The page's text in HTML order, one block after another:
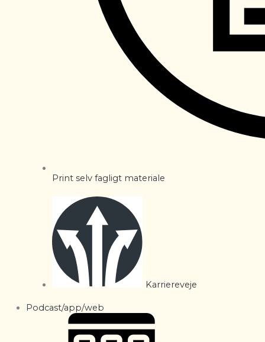
Print selv fagligt materiale
Karriereveje
Podcast/app/web